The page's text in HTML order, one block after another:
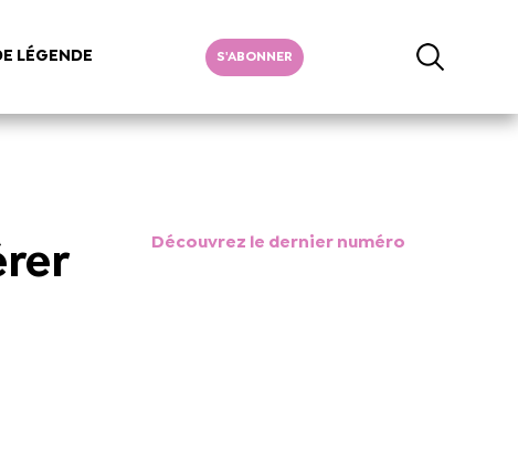
LÉGENDE S'ABONNER
Découvrez le dernier numéro